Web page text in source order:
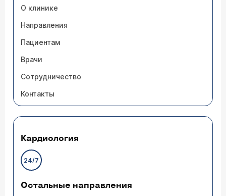
О клинике
Направления
Пациентам
Врачи
Сотрудничество
Контакты
Кардиология
24/7
Остальные направления